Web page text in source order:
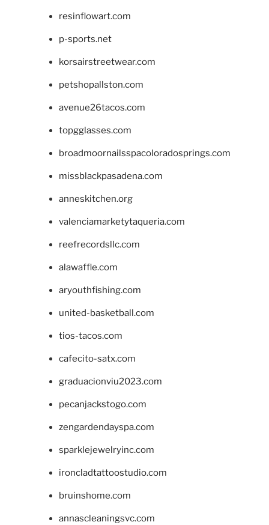
resinflowart.com
p-sports.net
korsairstreetwear.com
petshopallston.com
avenue26tacos.com
topgglasses.com
broadmoornailsspacoloradosprings.com
missblackpasadena.com
anneskitchen.org
valenciamarketytaqueria.com
reefrecordsllc.com
alawaffle.com
aryouthfishing.com
united-basketball.com
tios-tacos.com
cafecito-satx.com
graduacionviu2023.com
pecanjackstogo.com
zengardendayspa.com
sparklejewelryinc.com
ironcladtattoostudio.com
bruinshome.com
annascleaningsvc.com